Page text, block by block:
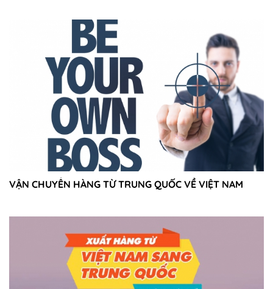
VẬN CHUYỂN HÀNG TỪ TRUNG QUỐC VỀ VIỆT NAM